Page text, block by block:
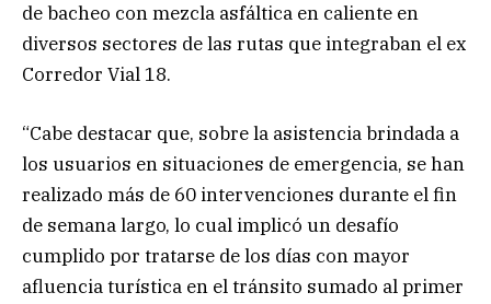
de bacheo con mezcla asfáltica en caliente en
diversos sectores de las rutas que integraban el ex
Corredor Vial 18.
“Cabe destacar que, sobre la asistencia brindada a
los usuarios en situaciones de emergencia, se han
realizado más de 60 intervenciones durante el fin
de semana largo, lo cual implicó un desafío
cumplido por tratarse de los días con mayor
afluencia turística en el tránsito sumado al primer